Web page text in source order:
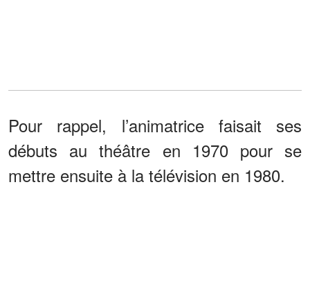
Pour rappel, l’animatrice faisait ses
débuts au théâtre en 1970 pour se
mettre ensuite à la télévision en 1980.